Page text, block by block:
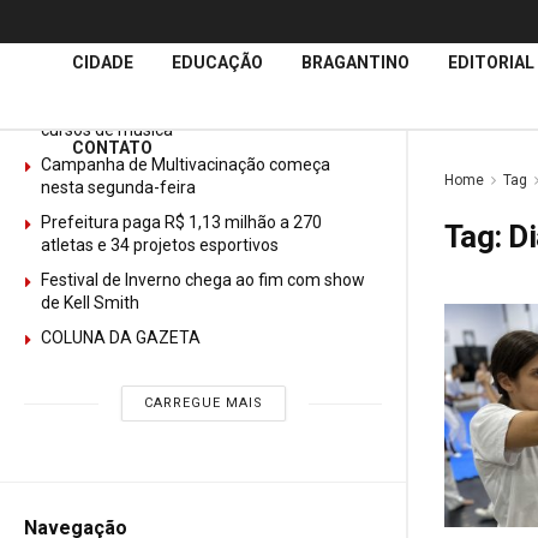
ÚltimasNotícias
cursos de música
Campanha de Multivacinação começa
nesta segunda-feira
Prefeitura paga R$ 1,13 milhão a 270
atletas e 34 projetos esportivos
Festival de Inverno chega ao fim com show
de Kell Smith
COLUNA DA GAZETA
CARREGUE MAIS
Navegação
CIDADE EDUCAÇÃO BRAGANTINO EDITORIAL
CONTATO
Home Tag
Tag: